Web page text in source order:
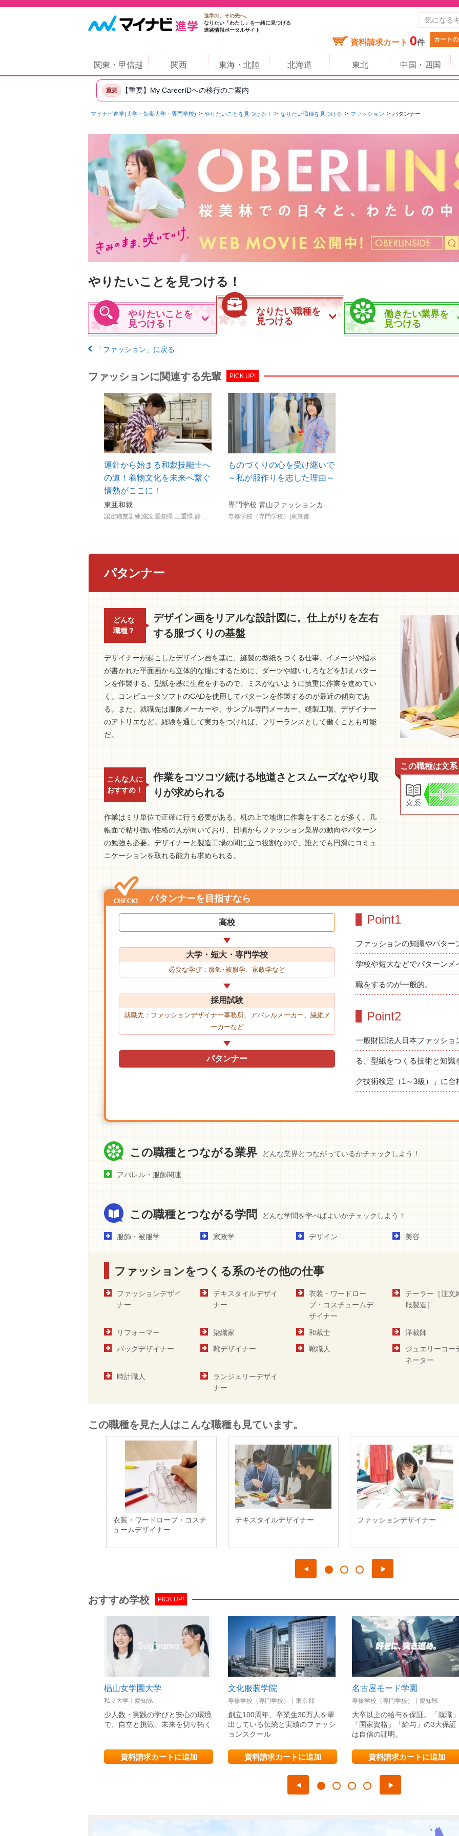
進学の、その先へ。
なりたい「わたし」を一緒に見つける
進路情報ポータルサイト
資料請求カート 0件 カート
関東・甲信越 関西 東海・北陸 北海道 東北 中国・四国
重要 【重要】My CareerIDへの移行のご案内
マイナビ進学(大学・短期大学・専門学校) やりたいことを見つける！ なりたい職種を見つける ファッション パタンナー
やりたいことを見つける！
やりたいことを
見つける！
なりたい職種を
見つける
働きたい業界を
見つける
「ファッション」に戻る
ファッションに関連する先輩 PICK UP!
運針から始まる和裁技能士へ
の道！着物文化を未来へ繋ぐ
情熱がここに！
東亜和裁
認定職業訓練施設|愛知県,三重県,静岡県,石川県,新潟県,宮城県
ものづくりの心を受け継いで
～私が服作りを志した理由～
専門学校 青山ファッションカレッジ
専修学校（専門学校）|東京都
パタンナー
どんな
職種？
デザイン画をリアルな設計図に。仕上がりを左右
する服づくりの基盤
デザイナーが起こしたデザイン画を基に、縫製の型紙をつくる仕事。イメージや指示
が書かれた平面画から立体的な服にするために、ダーツや縫いしろなどを加えパター
ンを作製する。型紙を基に生産をするので、ミスがないように慎重に作業を進めてい
く。コンピュータソフトのCADを使用してパターンを作製するのが最近の傾向であ
る。また、就職先は服飾メーカーや、サンプル専門メーカー、縫製工場、デザイナー
のアトリエなど。経験を通して実力をつければ、フリーランスとして働くことも可能
だ。
こんな人に
おすすめ！
作業をコツコツ続ける地道さとスムーズなやり取
りが求められる
作業はミリ単位で正確に行う必要がある。机の上で地道に作業をすることが多く、几
帳面で粘り強い性格の人が向いており、日頃からファッション業界の動向やパターン
の勉強も必要。デザイナーと製造工場の間に立つ役割なので、誰とでも円滑にコミュ
ニケーションを取れる能力も求められる。
この職種は文
パタンナーを目指すなら
高校
大学・短大・専門学校
必要な学び：服飾･被服学、家政学など
採用試験
就職先：ファッションデザイナー事務所、アパレルメーカー、繊維メ
ーカーなど
パタンナー
Point1
ファッションの知識やパタ
学校や短大などでパターン
職をするのが一般的。
Point2
一般財団法人日本ファッシ
る、型紙をつくる技術と知
グ技術検定（1～3級）」に
この職種とつながる業界 どんな業界とつながっているかチェックしよう！
アパレル・服飾関連
この職種とつながる学問 どんな学問を学べばよいかチェックしよう！
服飾・被服学 家政学 デザイン 美容
ファッションをつくる系のその他の仕事
ファッションデザイ
ナー
テキスタイルデザイ
ナー
衣装・ワードロー
ブ・コスチュームデ
ザイナー
テーラー［注文
服製造］
リフォーマー 染織家 和裁士
洋裁師
バッグデザイナー
靴デザイナー 靴職人
ジュエリーコー
ネーター
時計職人
ランジェリーデザイ
ナー
この職種を見た人はこんな職種も見ています。
衣装・ワードローブ・コスチ
ュームデザイナー
テキスタイルデザイナー ファッションデザイナー
おすすめ学校 PICK UP!
椙山女学園大学
私立大学｜愛知県
少人数・実践の学びと安心の環境
で、自立と挑戦、未来を切り拓く
資料請求カートに追加
文化服装学院
専修学校（専門学校）｜東京都
創立100周年、卒業生30万人を輩
出している伝統と実績のファッシ
ョンスクール
資料請求カートに追加
名古屋モード学園
専修学校（専門学校）｜愛知県
大卒以上の給与を保証。「就職」
「国家資格」「給与」の3大保証
は自信の証明。
資料請求カートに追加